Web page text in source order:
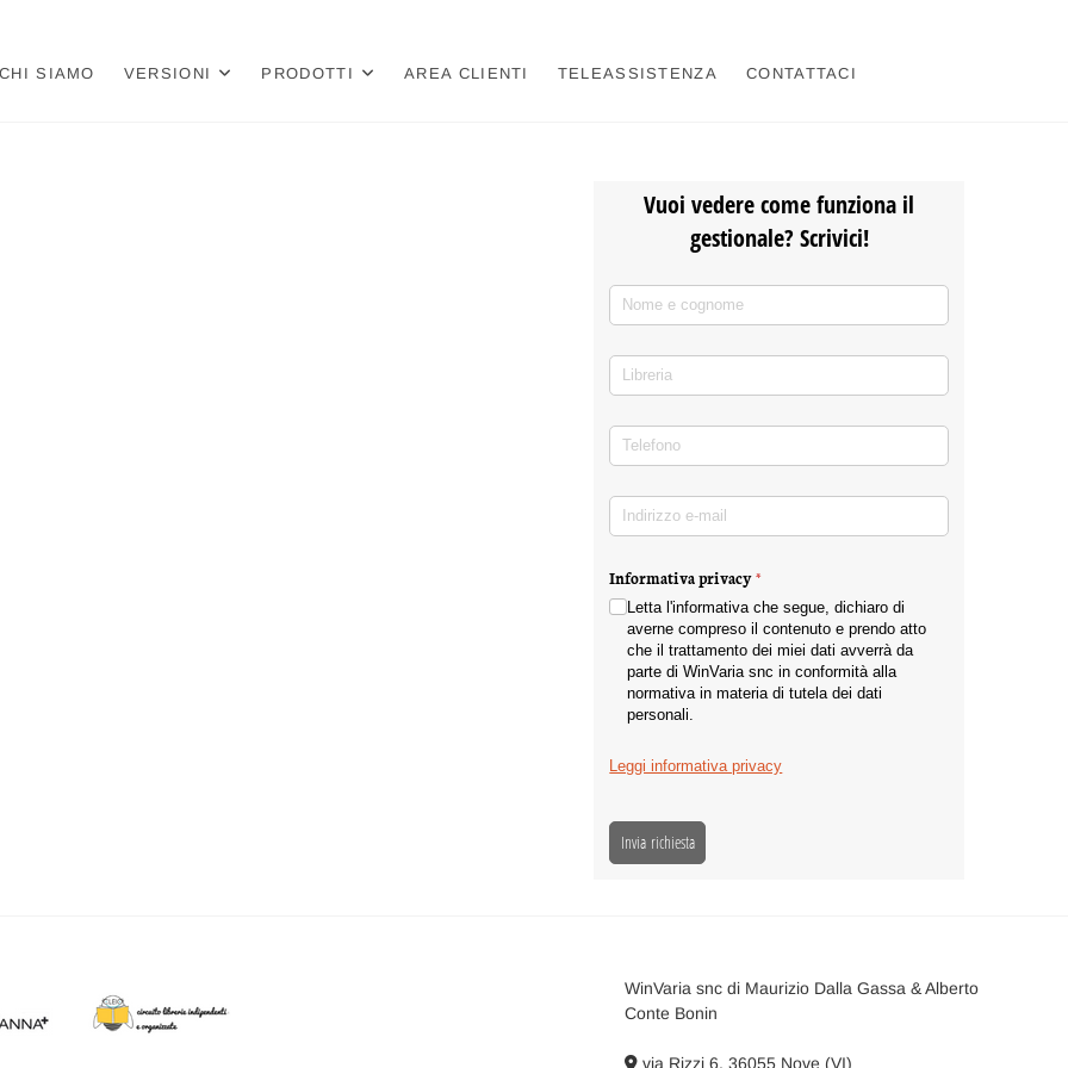
CHI SIAMO VERSIONI PRODOTTI AREA CLIENTI TELEASSISTENZA CONTATTACI
Vuoi vedere come funziona il
gestionale? Scrivici!
Nome e cognome
Libreria
Telefono
Indirizzo e-mail(richiesto)
Informativa privacy*
(richiesto)
Letta l'informativa che segue, dichiaro di
averne compreso il contenuto e prendo atto
che il trattamento dei miei dati avverrà da
parte di WinVaria snc in conformità alla
normativa in materia di tutela dei dati
personali.
Leggi informativa privacy
Invia richiesta
WinVaria snc di Maurizio Dalla Gassa & Alberto
Conte Bonin
via Rizzi 6, 36055 Nove (VI)